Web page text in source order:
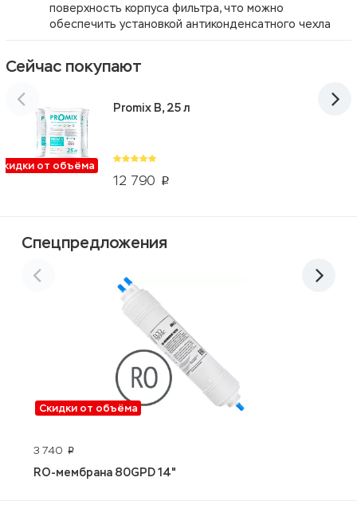
поверхность корпуса фильтра, что можно
обеспечить установкой антиконденсатного чехла
Сейчас покупают
от объёма
12 790 p
Promix B, 25 л
Спецпредложения
Скидки от объёма
3 740 p
RO-мембрана 80GPD 14"